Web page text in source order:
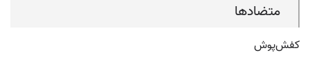
متضادها
کفش‌پوش